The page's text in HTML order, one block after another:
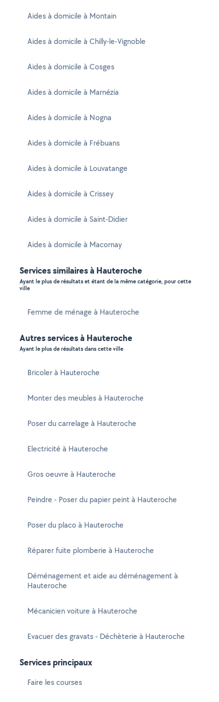
Aides à domicile à Montain
Aides à domicile à Chilly-le-Vignoble
Aides à domicile à Cosges
Aides à domicile à Marnézia
Aides à domicile à Nogna
Aides à domicile à Frébuans
Aides à domicile à Louvatange
Aides à domicile à Crissey
Aides à domicile à Saint-Didier
Aides à domicile à Macornay
Services similaires à Hauteroche
Ayant le plus de résultats et étant de la même catégorie, pour cette
ville
Femme de ménage à Hauteroche
Autres services à Hauteroche
Ayant le plus de résultats dans cette ville
Bricoler à Hauteroche
Monter des meubles à Hauteroche
Poser du carrelage à Hauteroche
Electricité à Hauteroche
Gros oeuvre à Hauteroche
Peindre - Poser du papier peint à Hauteroche
Poser du placo à Hauteroche
Réparer fuite plomberie à Hauteroche
Déménagement et aide au déménagement à
Hauteroche
Mécanicien voiture à Hauteroche
Evacuer des gravats - Déchèterie à Hauteroche
Services principaux
Faire les courses